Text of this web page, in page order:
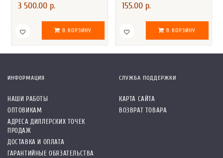
3 500.00 р.
В КОРЗИНУ
155.00 р.
В КОРЗИНУ
ИНФОРМАЦИЯ
НАШИ РАБОТЫ
ОПТОВИКАМ
АДРЕСА ДИЛЛЕРСКИХ ТОЧЕК
ПРОДАЖ
ДОСТАВКА И ОПЛАТА
ГАРАНТИЙНЫЕ ОБЯЗАТЕЛЬСТВА
СЛУЖБА ПОДДЕРЖКИ
КАРТА САЙТА
ВОЗВРАТ ТОВАРА